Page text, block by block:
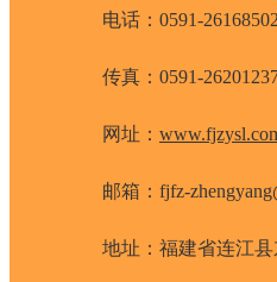
电话：0591-
传真：0591-
网址：
邮箱：fjfz-
地址：福建省连江